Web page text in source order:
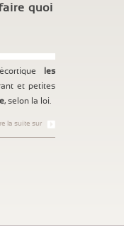
quoi
les
et petites
, selon la loi.
la suite sur